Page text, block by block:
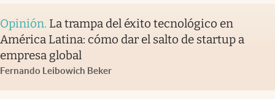
Opinión. La trampa del éxito tecnológico en
América Latina: cómo dar el salto de startup a
empresa global
Fernando Leibowich Beker